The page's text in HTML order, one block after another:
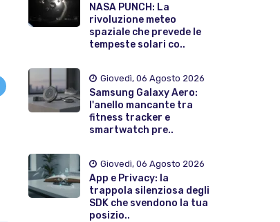
NASA PUNCH: La
rivoluzione meteo
spaziale che prevede le
tempeste solari co..
Giovedì, 06 Agosto 2026
Samsung Galaxy Aero:
l'anello mancante tra
fitness tracker e
smartwatch pre..
Giovedì, 06 Agosto 2026
App e Privacy: la
trappola silenziosa degli
SDK che svendono la tua
posizio..